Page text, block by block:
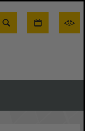
Suche